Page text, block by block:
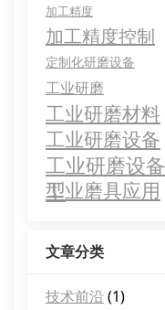
加工精度
加工精度控制
定制化研磨设备
工业研磨
工业研磨材料
工业研磨设备
工业研磨设
型
工业磨具应用
文章分类
技术前沿 (1)